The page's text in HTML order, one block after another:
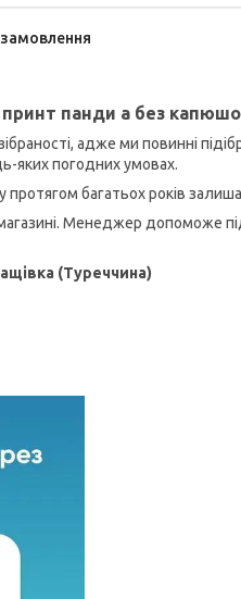
панди а без
адже ми повинні
яких погодних умовах.
багатьох років
Менеджер допоможе
(Туреччина)